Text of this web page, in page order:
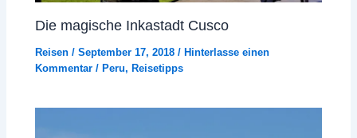
Die magische Inkastadt Cusco
Reisen /September 17, 2018/Hinterlasse einen
Kommentar /Peru,Reisetipps